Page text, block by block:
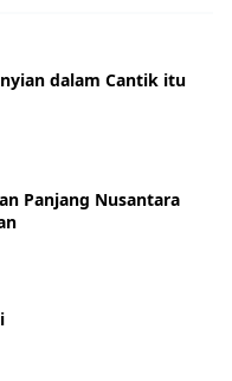
dalam Cantik itu
Panjang Nusantara